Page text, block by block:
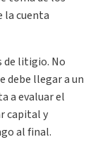
la cuenta
de litigio. No
debe llegar a un
a evaluar el
capital y
al final.